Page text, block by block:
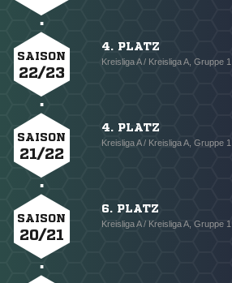
SAISON
22/23
4. PLATZ
Kreisliga A / Kreisliga A, Gruppe 1
SAISON
21/22
4. PLATZ
Kreisliga A / Kreisliga A, Gruppe 1
SAISON
20/21
6. PLATZ
Kreisliga A / Kreisliga A, Gruppe 1